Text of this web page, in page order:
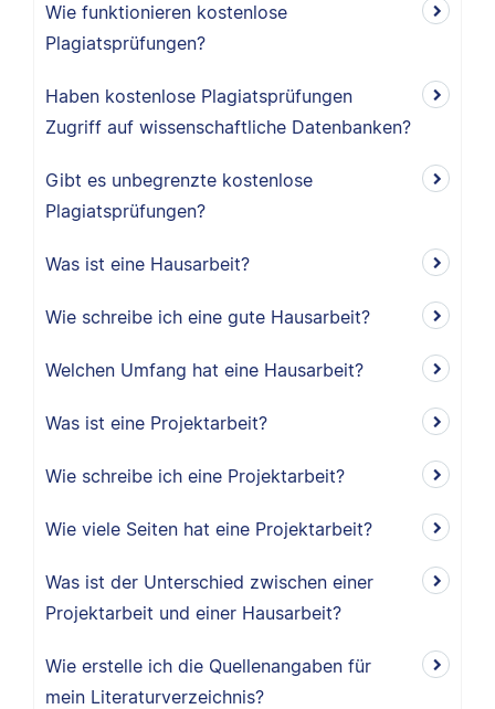
Wie funktionieren kostenlose
Plagiatsprüfungen?
Haben kostenlose Plagiatsprüfungen
Zugriff auf wissenschaftliche Datenbanken?
Gibt es unbegrenzte kostenlose
Plagiatsprüfungen?
Was ist eine Hausarbeit?
Wie schreibe ich eine gute Hausarbeit?
Welchen Umfang hat eine Hausarbeit?
Was ist eine Projektarbeit?
Wie schreibe ich eine Projektarbeit?
Wie viele Seiten hat eine Projektarbeit?
Was ist der Unterschied zwischen einer
Projektarbeit und einer Hausarbeit?
Wie erstelle ich die Quellenangaben für
mein Literaturverzeichnis?